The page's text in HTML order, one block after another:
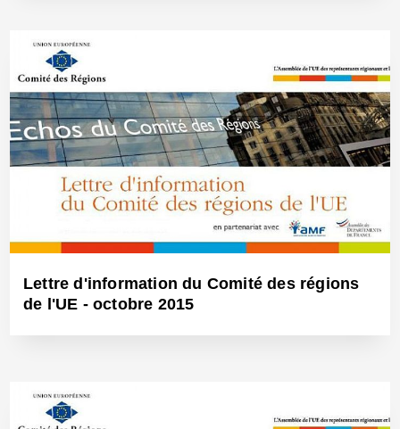
9 Déc 2015 - Réf: BW14152
Lettre d'information du Comité des régions
de l'UE - octobre 2015